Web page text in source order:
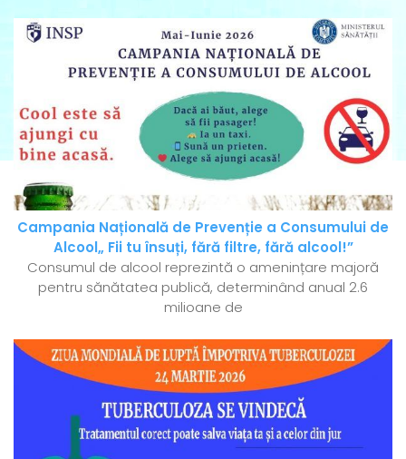
Campania Națională de Prevenție a Consumului de
Alcool„ Fii tu însuți, fără filtre, fără alcool!”
Consumul de alcool reprezintă o amenințare majoră
pentru sănătatea publică, determinând anual 2.6
milioane de